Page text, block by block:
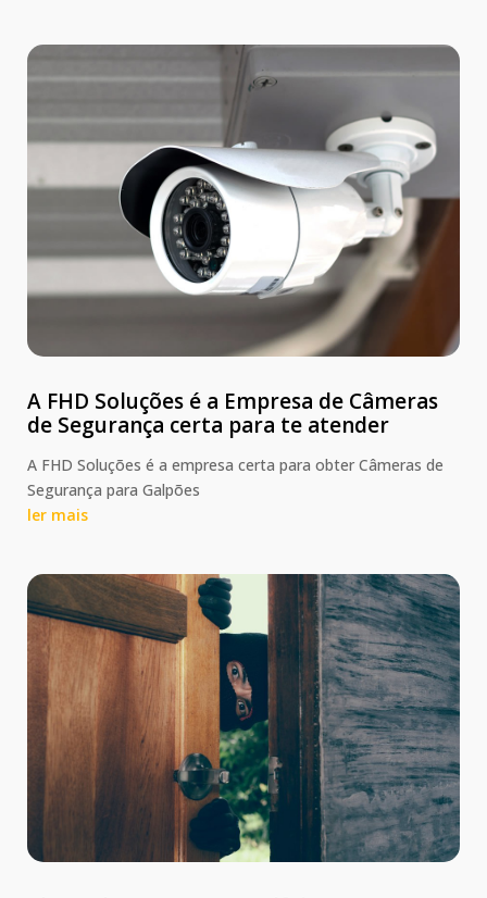
A FHD Soluções é a Empresa de Câmeras
de Segurança certa para te atender
A FHD Soluções é a empresa certa para obter Câmeras de
Segurança para Galpões
ler mais